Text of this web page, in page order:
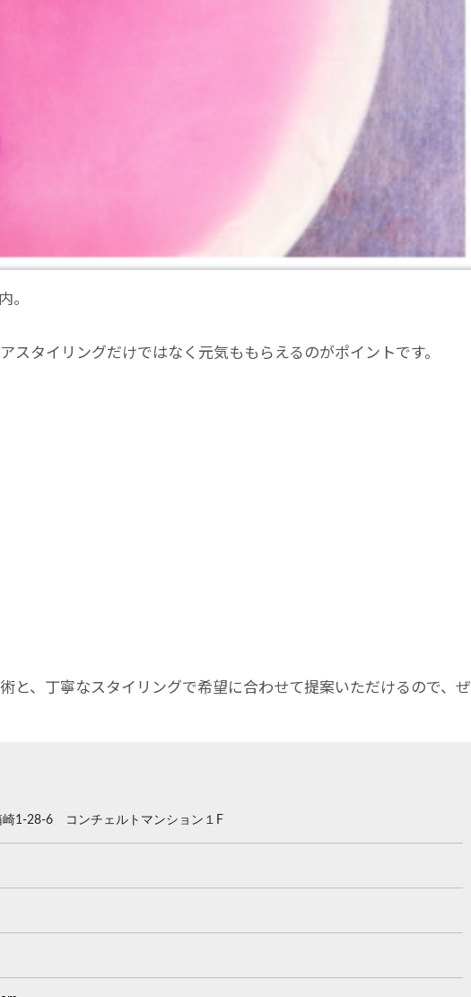
。
タイリングだけではなく元気ももらえるのがポイントです。
と、丁寧なスタイリングで希望に合わせて提案いただけるので、ぜ
1-28-6 コンチェルトマンション１F